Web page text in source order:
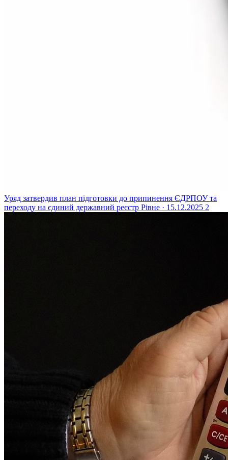
Уряд затвердив план підготовки до припинення ЄДРПОУ та
переходу на єдиний державний реєстр Рівне · 15.12.2025 2